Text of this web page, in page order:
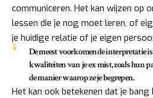
communiceren. Het kan wijzen op
lessen die je nog moet leren, of
je huidige relatie of je eigen
De meest voorkomende interpretatie
kwaliteiten van je ex mist, zoals hun
de manier waarop ze je begrepen.
Het kan ook betekenen dat je